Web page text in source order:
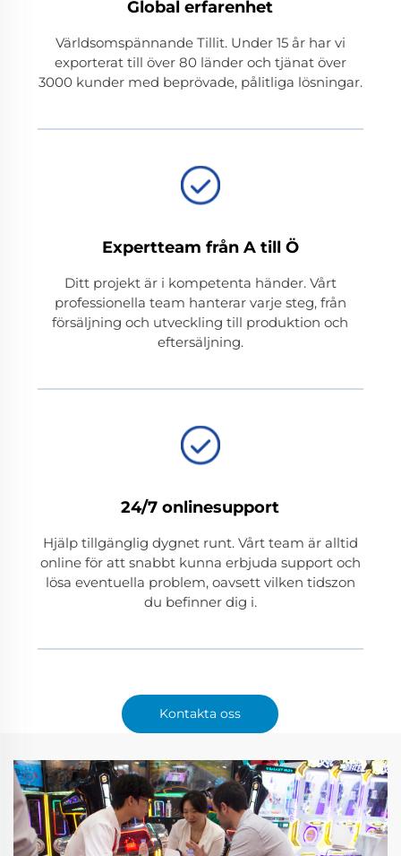
Global erfarenhet
Världsomspännande Tillit. Under 15 år har vi
exporterat till över 80 länder och tjänat över
3000 kunder med beprövade, pålitliga lösningar.
Expertteam från A till Ö
Ditt projekt är i kompetenta händer. Vårt
professionella team hanterar varje steg, från
försäljning och utveckling till produktion och
eftersäljning.
24/7 onlinesupport
Hjälp tillgänglig dygnet runt. Vårt team är alltid
online för att snabbt kunna erbjuda support och
lösa eventuella problem, oavsett vilken tidszon
du befinner dig i.
Kontakta oss